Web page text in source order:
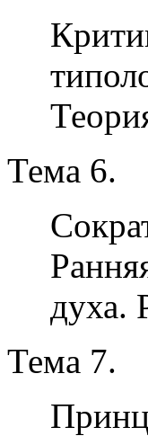
Тема 6.
духа.
Тема 7.